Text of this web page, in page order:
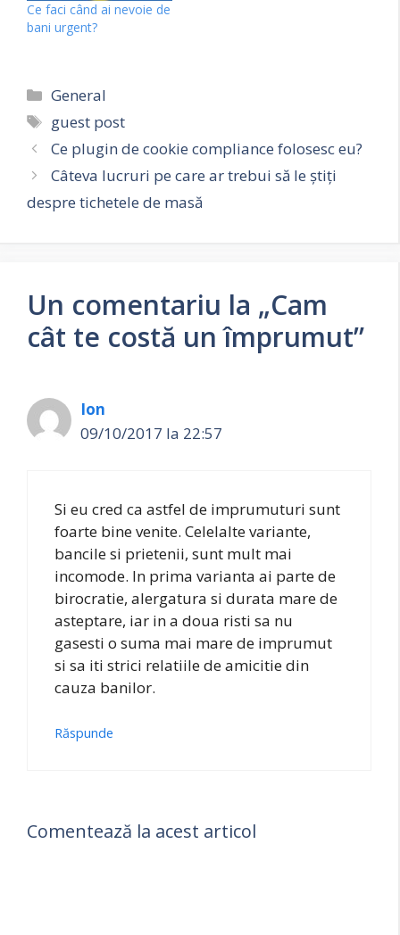
Ce faci când ai nevoie de
bani urgent?
Categorii
General
Etichete
guest post
Ce plugin de cookie compliance folosesc eu?
Câteva lucruri pe care ar trebui să le știți
despre tichetele de masă
Un comentariu la „Cam
cât te costă un împrumut”
Ion
09/10/2017 la 22:57
Si eu cred ca astfel de imprumuturi sunt
foarte bine venite. Celelalte variante,
bancile si prietenii, sunt mult mai
incomode. In prima varianta ai parte de
birocratie, alergatura si durata mare de
asteptare, iar in a doua risti sa nu
gasesti o suma mai mare de imprumut
si sa iti strici relatiile de amicitie din
cauza banilor.
Răspunde
Comentează la acest articol